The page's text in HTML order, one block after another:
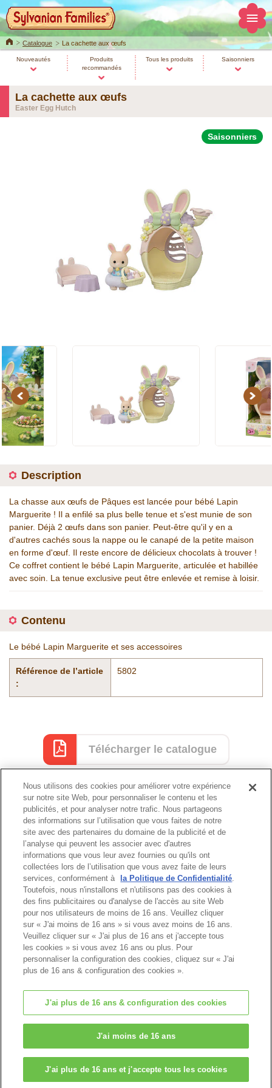
HomeCatalogue La cachette aux œufs
Nouveautés
Produits
recommandés
Tous les produits Saisonniers
La cachette aux œufs
Easter Egg Hutch
Saisonniers
Previous Next
Description
La chasse aux œufs de Pâques est lancée pour bébé Lapin
Marguerite ! Il a enfilé sa plus belle tenue et s'est munie de son
panier. Déjà 2 œufs dans son panier. Peut-être qu'il y en a
d'autres cachés sous la nappe ou le canapé de la petite maison
en forme d'œuf. Il reste encore de délicieux chocolats à trouver !
Ce coffret contient le bébé Lapin Marguerite, articulée et habillée
avec soin. La tenue exclusive peut être enlevée et remise à loisir.
Contenu
Le bébé Lapin Marguerite et ses accessoires
Référence de l’article
:
5802
Télécharger le catalogue
Catalogue
Haut de page
© EPOCH
Change Region
Nous utilisons des cookies pour améliorer votre expérience
sur notre site Web, pour personnaliser le contenu et les
publicités, et pour analyser notre trafic. Nous partageons
des informations sur l’utilisation que vous faites de notre
site avec des partenaires du domaine de la publicité et de
l’analyse qui peuvent les associer avec d'autres
informations que vous leur avez fournies ou qu'ils ont
collectées lors de l’utilisation que vous avez faite de leurs
services, conformément à
la Politique de Confidentialité.
Toutefois, nous n'installons et n'utilisons pas des cookies à
des fins publicitaires ou d'analyse de l'accès au site Web
pour nos utilisateurs de moins de 16 ans. Veuillez cliquer
sur « J'ai moins de 16 ans » si vous avez moins de 16 ans.
Veuillez cliquer sur « J'ai plus de 16 ans et j'accepte tous
les cookies » si vous avez 16 ans ou plus. Pour
personnaliser la configuration des cookies, cliquez sur « J'ai
plus de 16 ans & configuration des cookies ».
J'ai plus de 16 ans & configuration des cookies
J'ai moins de 16 ans
J'ai plus de 16 ans et j'accepte tous les cookies